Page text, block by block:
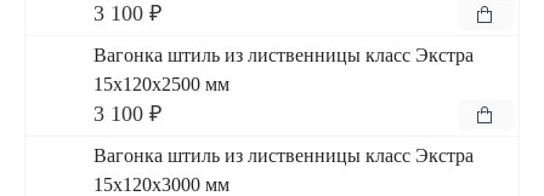
3 100 ₽
Вагонка штиль из лиственницы класс Экстра
15x120x2500 мм
3 100 ₽
Вагонка штиль из лиственницы класс Экстра
15x120x3000 мм